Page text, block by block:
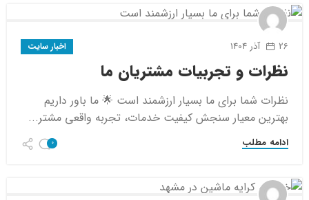
26 آذر 1404 اخبار سایت
نظرات و تجربیات مشتریان ما
نظرات شما برای ما بسیار ارزشمند است 🌟 ما باور داریم
بهترین معیار سنجش کیفیت خدمات، تجربه واقعی مشتر...
ادامه مطلب 0